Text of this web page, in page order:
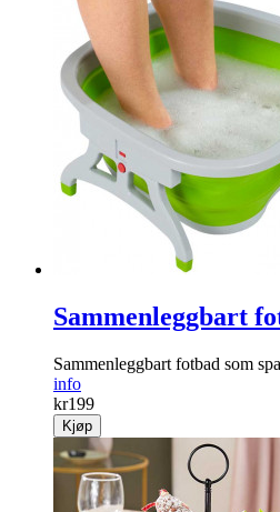
Sammenleggbart
Sammenleggbart fotbad som
info
kr199
Kjøp